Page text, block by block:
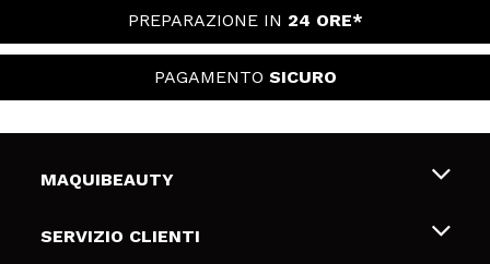
PREPARAZIONE IN 24 ORE*
PAGAMENTO SICURO
MAQUIBEAUTY
Chi siamo
SERVIZIO CLIENTI